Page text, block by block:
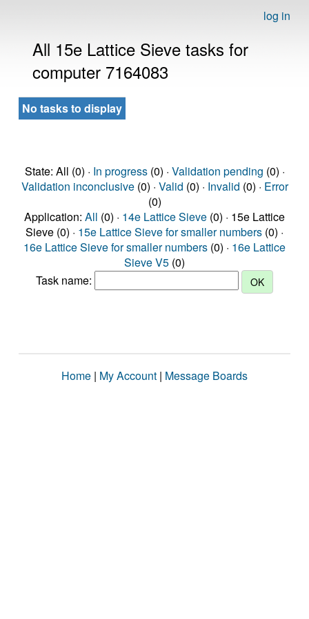
log in
All 15e Lattice Sieve tasks for
computer 7164083
No tasks to display
State: All (0) · In progress(0) · Validation pending (0) ·
Validation inconclusive(0) · Valid (0) · Invalid (0) · Error
(0)
Application: All (0) · 14e Lattice Sieve (0) · 15e Lattice
Sieve (0) · 15e Lattice Sieve for smaller numbers (0) ·
16e Lattice Sieve for smaller numbers (0) · 16e Lattice
Sieve V5 (0)
Task name:
Home | My Account | Message Boards